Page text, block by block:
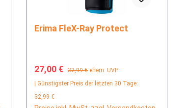
Erima FleX-Ray Protect
Verkaufspreis:
27,00 € Regulärer Preis:
32,99 € ehem. UVP
| Günstigster Preis der letzten 30 Tage:
32,99 €